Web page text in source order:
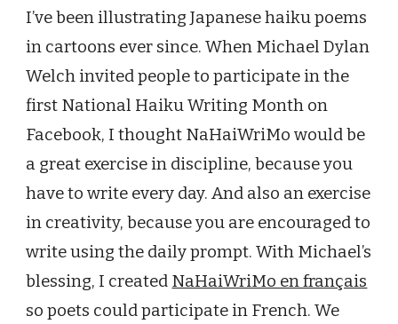
I’ve been illustrating Japanese haiku poems
in cartoons ever since. When Michael Dylan
Welch invited people to participate in the
first National Haiku Writing Month on
Facebook, I thought NaHaiWriMo would be
a great exercise in discipline, because you
have to write every day. And also an exercise
in creativity, because you are encouraged to
write using the daily prompt. With Michael’s
blessing, I created NaHaiWriMo en français
so poets could participate in French. We